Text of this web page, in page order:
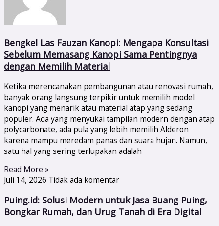
Bengkel Las Fauzan Kanopi: Mengapa Konsultasi
Sebelum Memasang Kanopi Sama Pentingnya
dengan Memilih Material
Ketika merencanakan pembangunan atau renovasi rumah,
banyak orang langsung terpikir untuk memilih model
kanopi yang menarik atau material atap yang sedang
populer. Ada yang menyukai tampilan modern dengan atap
polycarbonate, ada pula yang lebih memilih Alderon
karena mampu meredam panas dan suara hujan. Namun,
satu hal yang sering terlupakan adalah
Read More »
Juli 14, 2026 Tidak ada komentar
Puing.id: Solusi Modern untuk Jasa Buang Puing,
Bongkar Rumah, dan Urug Tanah di Era Digital